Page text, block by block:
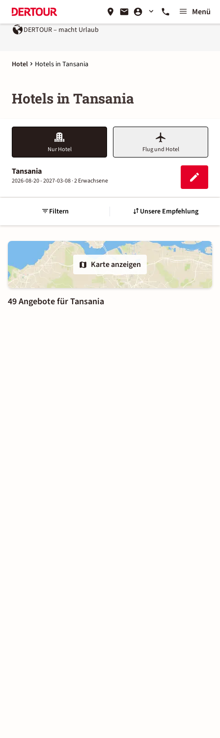
Menü
DERTOUR – macht Urlaub
Hotel Hotels in Tansania
Hotels in Tansania
Nur Hotel Flug und Hotel
Tansania
2026-08-20 - 2027-03-08 ·2 Erwachsene
Filtern Unsere Empfehlung
Karte anzeigen
49 Angebote für Tansania